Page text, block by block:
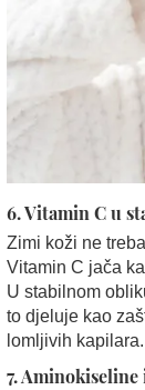
6.Vitamin C u
Zimi koži ne
Vitamin C jača
U stabilnom
to djeluje kao
lomljivih kapilara.
7.